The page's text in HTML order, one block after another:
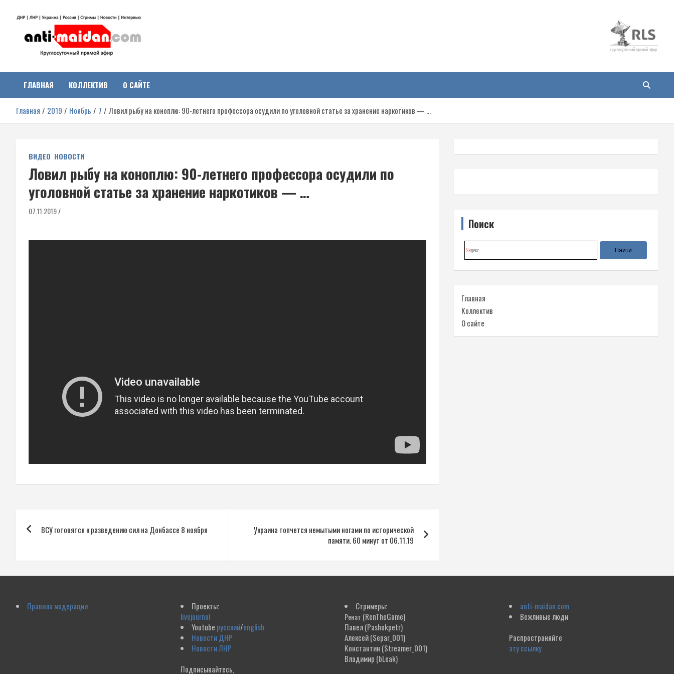
Антимайдан:
Гражданская война на
Украине
о гражданской войне на Украине, включая события в Новороссии,
ДНР, ЛНР и других регионах.
ГЛАВНАЯ КОЛЛЕКТИВ О САЙТЕ
Главная 2019 Ноябрь 7 Ловил рыбу на коноплю: 90-летнего профессора осудили по уголовной статье за хранение наркотиков — …
ВИДЕО НОВОСТИ
Ловил рыбу на коноплю: 90-летнего профессора осудили по
уголовной статье за хранение наркотиков — …
07.11.2019
Навигация
по
записям
ВСУ готовятся к разведению сил на Донбассе 8 ноября
Украина топчется немытыми ногами по исторической
памяти. 60 минут от 06.11.19
Поиск
Главная
Коллектив
О сайте
Правила модерации
Проекты:
livejournal
Youtube русский/english
Новости ДНР
Новости ЛНР
Подписывайтесь,
Стримеры:
Ренат (RenTheGame)
Павел(Pashokpetr)
Алексей(Separ_001)
Константин (Streamer_001)
Владимир (bLeak)
anti-maidan.com
Вежливые люди
Распространяйте
эту ссылку